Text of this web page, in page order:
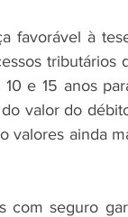
favorável à
e 15 anos
valor do
valores ainda
com seguro